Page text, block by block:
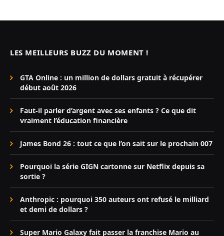
LES MEILLEURS BUZZ DU MOMENT !
GTA Online : un million de dollars gratuit à récupérer
début août 2026
Faut-il parler d’argent avec ses enfants ? Ce que dit
vraiment l’éducation financière
James Bond 26 : tout ce que l’on sait sur le prochain 007
Pourquoi la série GIGN cartonne sur Netflix depuis sa
sortie ?
Anthropic : pourquoi 350 auteurs ont refusé le milliard
et demi de dollars ?
Super Mario Galaxy fait passer la franchise Mario au